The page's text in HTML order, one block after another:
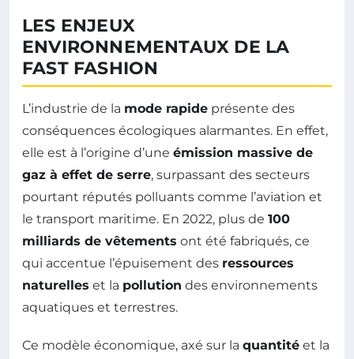
LES ENJEUX
ENVIRONNEMENTAUX DE LA
FAST FASHION
L’industrie de la mode rapide présente des
conséquences écologiques alarmantes. En effet,
elle est à l’origine d’une émission massive de
gaz à effet de serre, surpassant des secteurs
pourtant réputés polluants comme l’aviation et
le transport maritime. En 2022, plus de 100
milliards de vêtements ont été fabriqués, ce
qui accentue l’épuisement des ressources
naturelles et la pollution des environnements
aquatiques et terrestres.
Ce modèle économique, axé sur la quantité et la